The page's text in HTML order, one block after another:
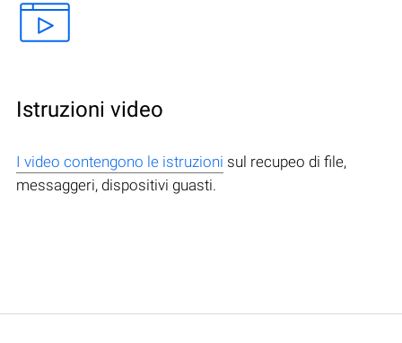
Istruzioni video
I video contengono le istruzioni sul recupeo di file,
messaggeri, dispositivi guasti.